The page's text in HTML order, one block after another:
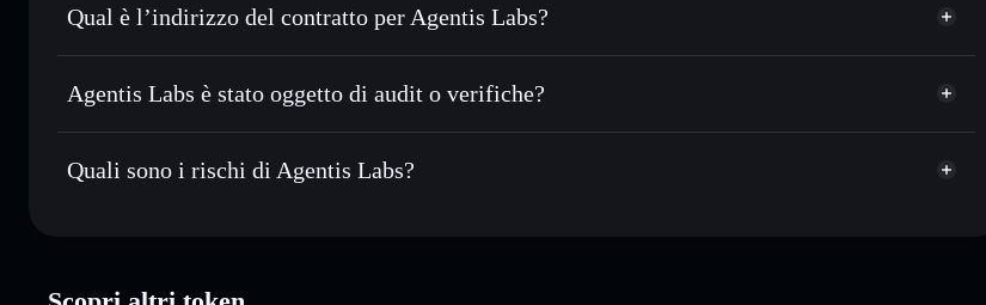
privacy incorporato di Solflare
esclusivo controllo delle tue chiavi private
Aggregatore di
privacy
Qual è l’indirizzo del contratto per Agentis Labs?
Agentis Labs
6md1Zsg6ac3mkjzhCnQ2Hn26Emd2mLvXpazGdjV2pump
Agentis Labs è stato oggetto di audit o verifiche?
Agentis Labs non è verificato
Quali sono i rischi di Agentis Labs?